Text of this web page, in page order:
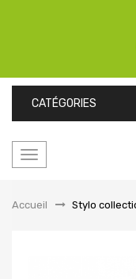
CATÉGORIES
Basculer
Accueil
&gt;Stylo